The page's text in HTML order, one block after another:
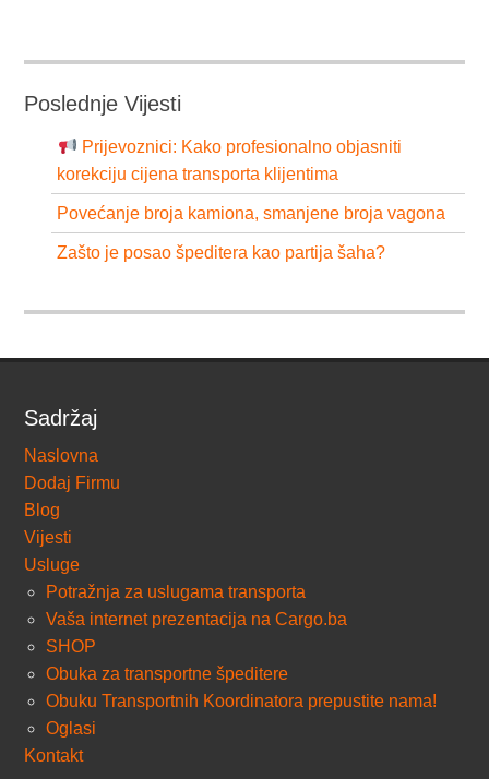
Poslednje Vijesti
Prijevoznici: Kako profesionalno objasniti
korekciju cijena transporta klijentima
Povećanje broja kamiona, smanjene broja vagona
Zašto je posao špeditera kao partija šaha?
Sadržaj
Naslovna
Dodaj Firmu
Blog
Vijesti
Usluge
Potražnja za uslugama transporta
Vaša internet prezentacija na Cargo.ba
SHOP
Obuka za transportne špeditere
Obuku Transportnih Koordinatora prepustite nama!
Oglasi
Kontakt